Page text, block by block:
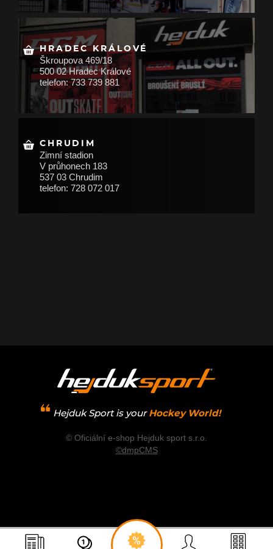
HRADEC KRÁLOVÉ
Škroupova 469/18
500 02 Hradec Králové
telefon: 733 739 881
CHRUDIM
Zimní stadion
V průhonech 183
537 03 Chrudim
telefon: 728 072 017
Hejduk Sport is your Hockey World!
© Oficiální e-shop Hejduk sport s.r.o.
©dmpCMS